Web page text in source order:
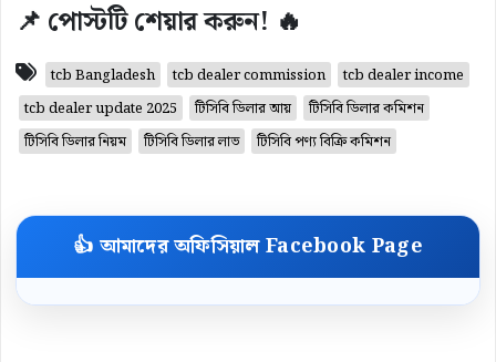
📌 পোস্টটি শেয়ার করুন! 🔥
tcb Bangladesh tcb dealer commission
tcb dealer income
tcb dealer update 2025
টিসিবি ডিলার আয়
টিসিবি ডিলার কমিশন
টিসিবি ডিলার নিয়ম
টিসিবি ডিলার লাভ টিসিবি পণ্য বিক্রি কমিশন
👍 আমাদের অফিসিয়াল Facebook Page